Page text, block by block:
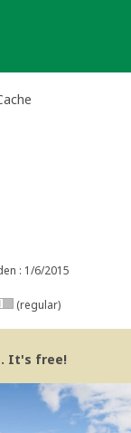
: 1/6/2015
(regular)
It's free!